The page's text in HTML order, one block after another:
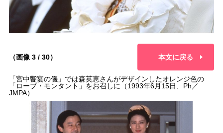
（画像 3 / 30） 本文に戻る
「宮中饗宴の儀」では森英恵さんがデザインしたオレンジ色の
「ローブ・モンタント」をお召しに（1993年6月15日、Ph／
JMPA）